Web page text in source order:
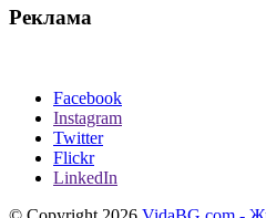
Реклама
Facebook
Instagram
Twitter
Flickr
LinkedIn